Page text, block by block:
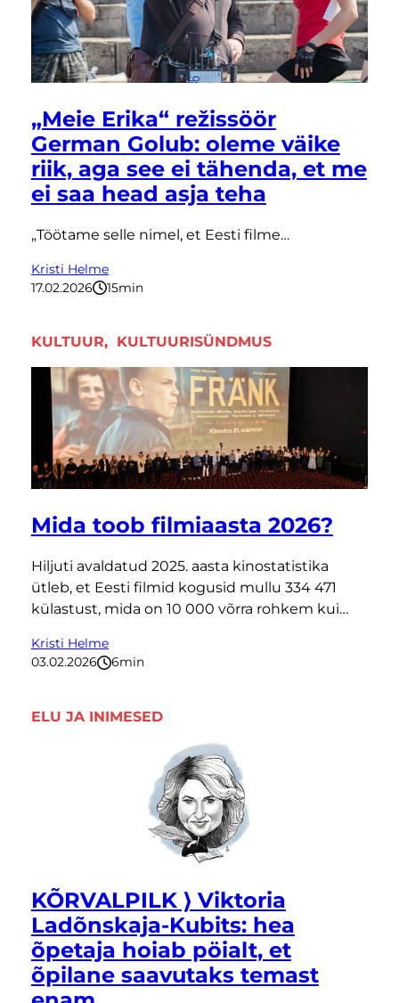
„Meie Erika“ režissöör
German Golub: oleme väike
riik, aga see ei tähenda, et me
ei saa head asja teha
„Töötame selle nimel, et Eesti filme…
Kristi Helme
17.02.2026
15minutit
KULTUUR, KULTUURISÜNDMUS
Mida toob filmiaasta 2026?
Hiljuti avaldatud 2025. aasta kinostatistika
ütleb, et Eesti filmid kogusid mullu 334 471
külastust, mida on 10 000 võrra rohkem kui…
Kristi Helme
03.02.2026
6minutit
ELU JA INIMESED
KÕRVALPILK ⟩ Viktoria
Ladõnskaja-Kubits: hea
õpetaja hoiab pöialt, et
õpilane saavutaks temast